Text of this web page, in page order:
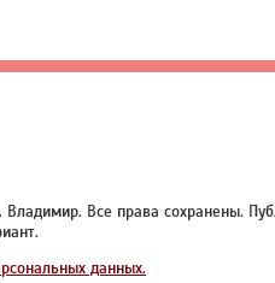
Все права сохранены.
данных.